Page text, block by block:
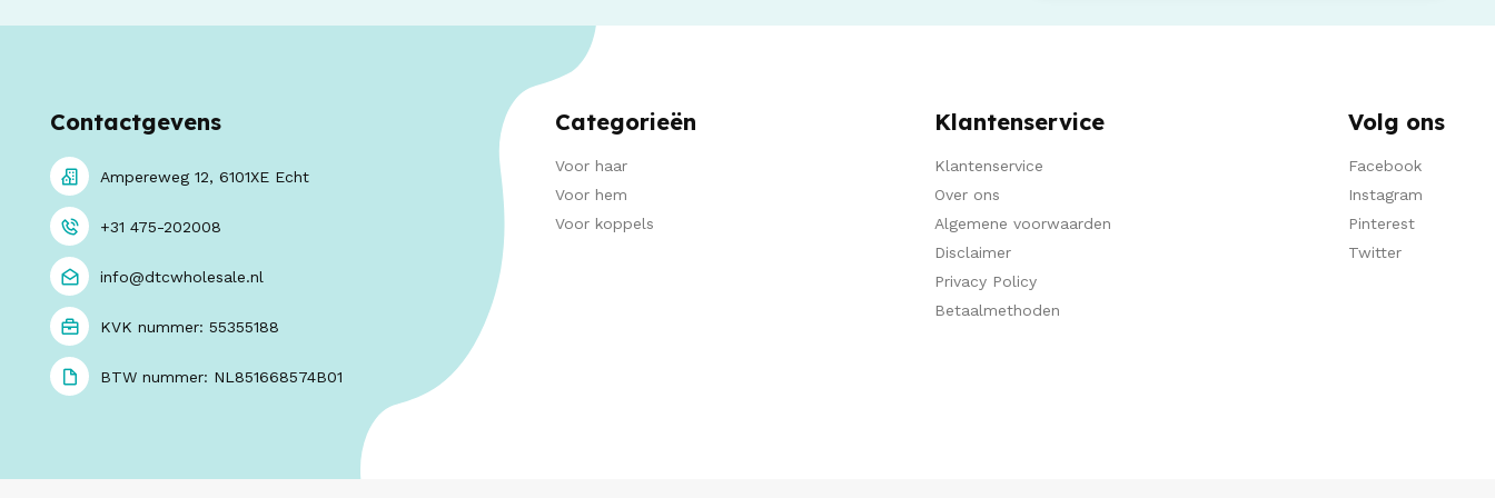
Contactgevens
Ampereweg 12, 6101XE Echt
+31 475-202008
info@dtcwholesale.nl
KVK nummer: 55355188
BTW nummer: NL851668574B01
Categorieën
Voor haar
Voor hem
Voor koppels
Klantenservice
Klantenservice
Over ons
Algemene voorwaarden
Disclaimer
Privacy Policy
Betaalmethoden
Volg ons
Facebook
Instagram
Pinterest
Twitter